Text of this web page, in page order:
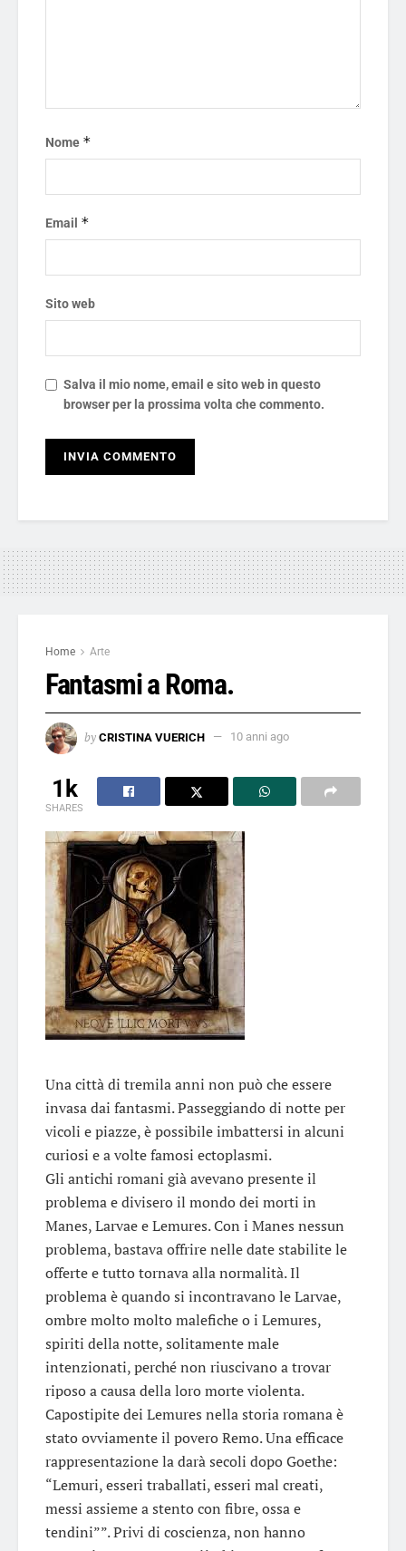
Nome *
Email *
Sito web
Salva il mio nome, email e sito web in questo
browser per la prossima volta che commento.
Home Arte
Fantasmi a Roma.
by CRISTINA VUERICH 10 anni ago
1k
SHARES
Una città di tremila anni non può che essere
invasa dai fantasmi. Passeggiando di notte per
vicoli e piazze, è possibile imbattersi in alcuni
curiosi e a volte famosi ectoplasmi.
Gli antichi romani già avevano presente il
problema e divisero il mondo dei morti in
Manes, Larvae e Lemures. Con i Manes nessun
problema, bastava offrire nelle date stabilite le
offerte e tutto tornava alla normalità. Il
problema è quando si incontravano le Larvae,
ombre molto molto malefiche o i Lemures,
spiriti della notte, solitamente male
intenzionati, perché non riuscivano a trovar
riposo a causa della loro morte violenta.
Capostipite dei Lemures nella storia romana è
stato ovviamente il povero Remo. Una efficace
rappresentazione la darà secoli dopo Goethe:
“Lemuri, esseri traballati, esseri mal creati,
messi assieme a stento con fibre, ossa e
tendini””. Privi di coscienza, non hanno